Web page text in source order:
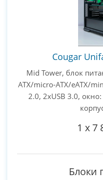
Cougar
Mid Tower, блок
ATX/micro-ATX/eATX/
2.0, 2xUSB 3.0,
1 x 7
Блоки